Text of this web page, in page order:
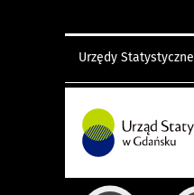
Urzędy Statystyczne